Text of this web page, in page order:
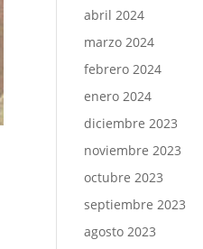
abril 2024
marzo 2024
febrero 2024
enero 2024
diciembre 2023
noviembre 2023
octubre 2023
septiembre 2023
agosto 2023